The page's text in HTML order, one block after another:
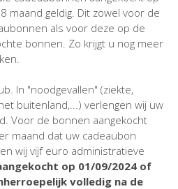
maand geldig. Dit zowel voor de
als voor deze op de
bonnen. Zo krijgt u nog meer
In "noodgevallen" (ziekte,
buitenland,...) verlengen wij uw
Voor de bonnen aangekocht
maand dat uw cadeaubon
wij vijf euro administratieve
op 01/09/2024 of
volledig na de